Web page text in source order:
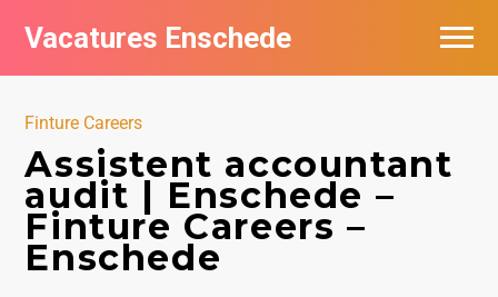
Vacatures Enschede
Finture Careers
Assistent accountant
audit | Enschede –
Finture Careers –
Enschede
Vacatures per bedrijf
Nieuwsbrief feed